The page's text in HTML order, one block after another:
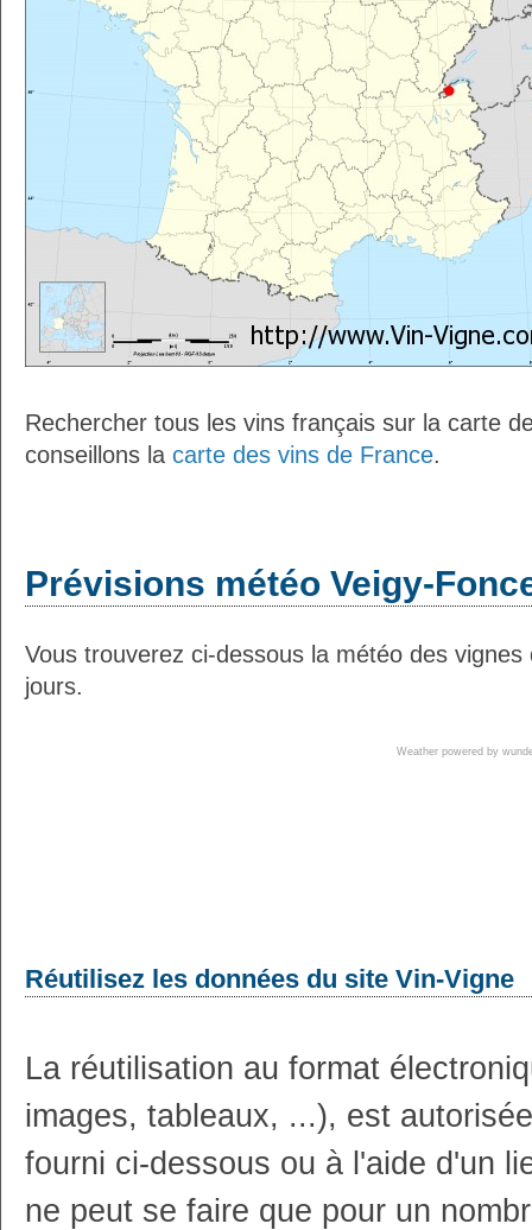
Rechercher tous les vins français sur la carte
conseillons la carte des vins de France.
Prévisions météo Veigy-
Vous trouverez ci-dessous la météo des vignes
jours.
Weather powered by
Réutilisez les données du site Vin-Vigne
La réutilisation au format
images, tableaux, ...), est
fourni ci-dessous ou à l'aide d'un
ne peut se faire que pour un